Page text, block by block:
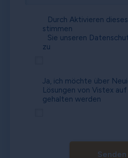
Durch Aktivieren
stimmen
Sie unseren
zu
Ja, ich möchte über
Lösungen von Vistex
gehalten werden
Senden